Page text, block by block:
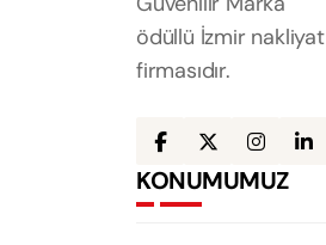
ödüllü İzmir nakliyat
firmasıdır.
KONUMUMUZ